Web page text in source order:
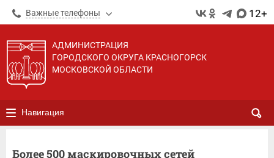
Важные телефоны 12+
АДМИНИСТРАЦИЯ
ГОРОДСКОГО ОКРУГА КРАСНОГОРСК
МОСКОВСКОЙ ОБЛАСТИ
Навигация
Более 500 маскировочных сетей